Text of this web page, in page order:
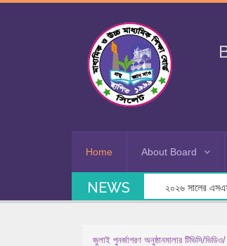
Home About Board
NEWS ২০২৬ সালের
জুলাই পুনর্জাগরণ অনুষ্ঠানমালার টিভিসি/ভিডিও/